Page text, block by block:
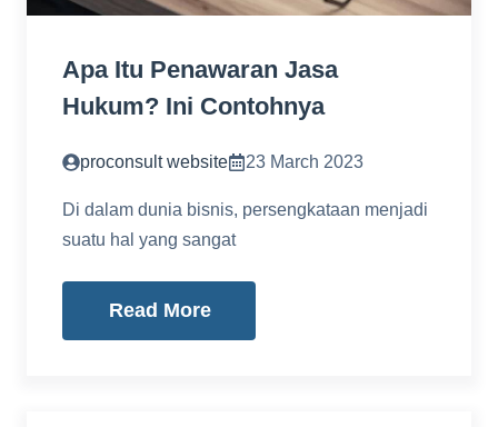
Apa Itu Penawaran Jasa
Hukum? Ini Contohnya
proconsult website 23 March 2023
Di dalam dunia bisnis, persengkataan menjadi
suatu hal yang sangat
Read More